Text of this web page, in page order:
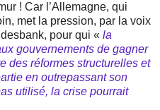
! Car l’Allemagne, qui
met la pression, par la voix
pour qui « la
gouvernements de gagner
des réformes structurelles et
en outrepassant son
utilisé, la crise pourrait